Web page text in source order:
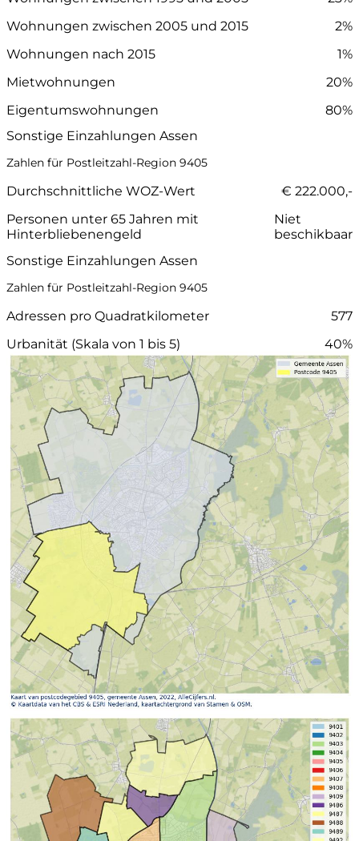
Wohnungen zwischen 2005 und 2015
2%
Wohnungen nach 2015
1%
Mietwohnungen
20%
Eigentumswohnungen
80%
Sonstige Einzahlungen Assen
Zahlen für Postleitzahl-Region 9405
Durchschnittliche WOZ-Wert
€ 222.000,-
Personen unter 65 Jahren mit
Hinterbliebenengeld
Niet
beschikbaar
Sonstige Einzahlungen Assen
Zahlen für Postleitzahl-Region 9405
Adressen pro Quadratkilometer
577
Urbanität (Skala von 1 bis 5)
40%